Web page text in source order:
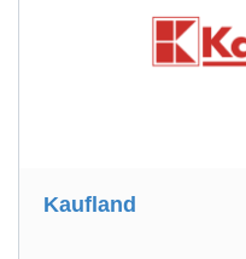
Kaufland